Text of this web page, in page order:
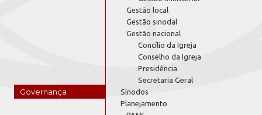
Governança
Gestão local
Gestão sinodal
Gestão nacional
Concílio da Igreja
Conselho da Igreja
Presidência
Secretaria Geral
Sínodos
Planejamento